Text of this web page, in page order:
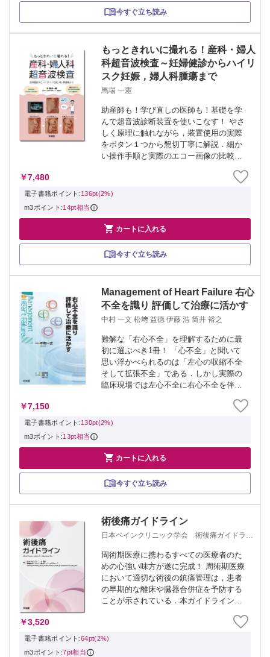
今すぐ立ち読み
もっときれいに撮れる！産科・婦人
科超音波検査～妊婦健診からハイリ
スク妊娠，婦人科腫瘍まで
馬場 一憲
助産師も！学び直しの医師も！基礎を学
んで超音波診断装置を使いこなす！ やさ
しく原理に触れながら，装置使用の実際
をボタン１つから懇切丁寧に解説．細か
い操作手順と実際のエコー画像の比較で
ァクトもなぜ出るかが分かれば，すぐに
対処可能！ありがちなトラブルには「こ
￥7,480
電子書籍ポイント:136pt(2%)
m3ポイント:14pt相当
 カートに入れる
今すぐ立ち読み
Management of Heart Failure 右心
不全を識り 評価して治療に活かす
中村 一文 松﨑 益德 伊藤 浩 筒井 裕之
難解な「右心不全」を理解するために最
初に選ぶべき1冊！ 「心不全」と聞いて
思い浮かべられるのは「左心の収縮不全
そして拡張不全」である．しかし実際の
臨床現場では左心不全に右心不全を伴
ることがしばしばである． HFpEFの増
加，外科治療の進歩による成人先天性心
￥7,150
電子書籍ポイント:130pt(2%)
m3ポイント:13pt相当
 カートに入れる
今すぐ立ち読み
術後痛ガイドライン
日本ペインクリニック学会 術後痛ガイドライ
周術期医療に携わるすべての医療者のた
めの心強い味方が遂に完成！ 周術期医療
において適切な術後の鎮痛管理は，患者
の早期的な離床や臓器合併症を予防する
ことが示されている．本ガイドライン
法や術式に応じた鎮痛法に加え，QOLの
低下に繋がってしまうような慢性術後痛
￥3,520
電子書籍ポイント:64pt(2%)
m3ポイント:7pt相当